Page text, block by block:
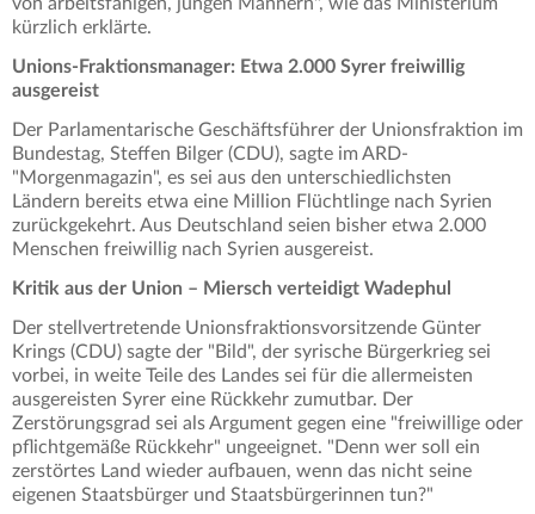
kürzlich erklärte.
Unions-Fraktionsmanager: Etwa 2.000 Syrer freiwillig
ausgereist
Der Parlamentarische Geschäftsführer der Unionsfraktion im
Bundestag, Steffen Bilger (CDU), sagte im ARD-
"Morgenmagazin", es sei aus den unterschiedlichsten
Ländern bereits etwa eine Million Flüchtlinge nach Syrien
zurückgekehrt. Aus Deutschland seien bisher etwa 2.000
Menschen freiwillig nach Syrien ausgereist.
Kritik aus der Union – Miersch verteidigt Wadephul
Der stellvertretende Unionsfraktionsvorsitzende Günter
Krings (CDU) sagte der "Bild", der syrische Bürgerkrieg sei
vorbei, in weite Teile des Landes sei für die allermeisten
ausgereisten Syrer eine Rückkehr zumutbar. Der
Zerstörungsgrad sei als Argument gegen eine "freiwillige oder
pflichtgemäße Rückkehr" ungeeignet. "Denn wer soll ein
zerstörtes Land wieder aufbauen, wenn das nicht seine
eigenen Staatsbürger und Staatsbürgerinnen tun?"